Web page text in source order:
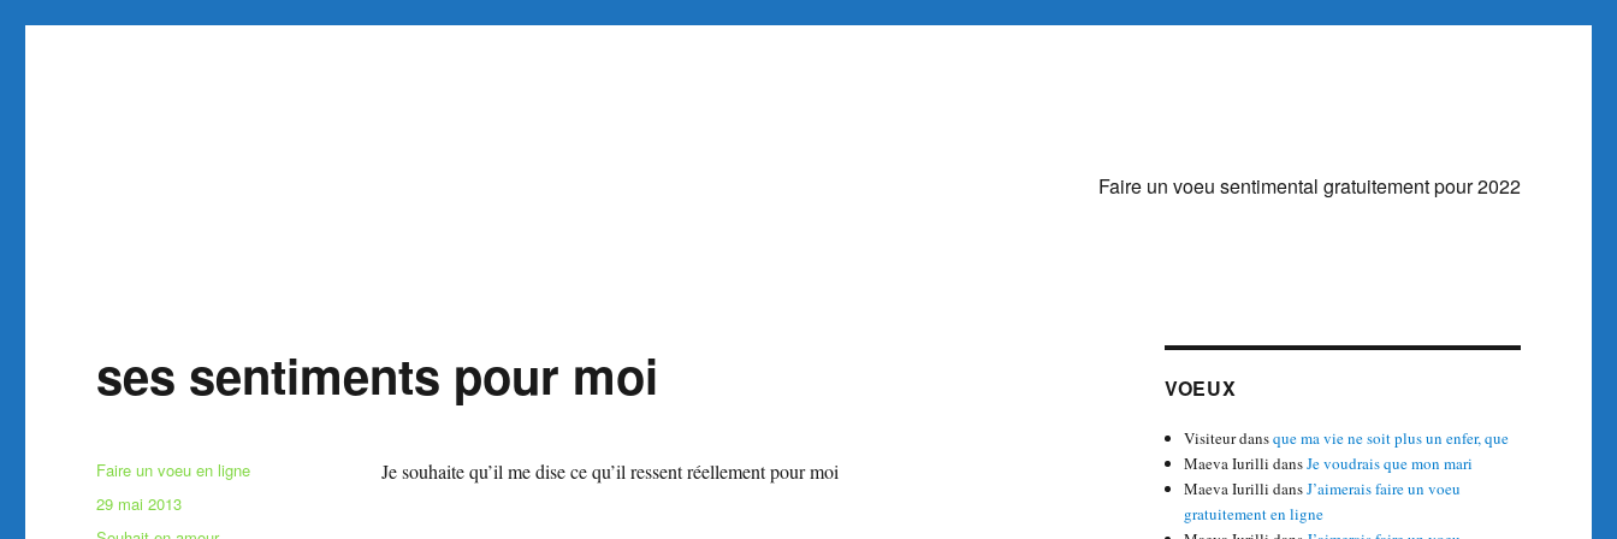
Faire un voeu sentimental gratuitement pour 2022
ses sentiments pour moi
Je souhaite qu’il me dise ce qu’il ressent réellement pour moi
Auteur
Faire un voeu en ligne
Publié
le
29 mai 2013
VOEUX
Visiteurdansque ma vie ne soit plus un enfer, que
Maeva Iurilli dansJe voudrais que mon mari
Maeva Iurilli dansJ’aimerais faire un voeu
gratuitement en ligne